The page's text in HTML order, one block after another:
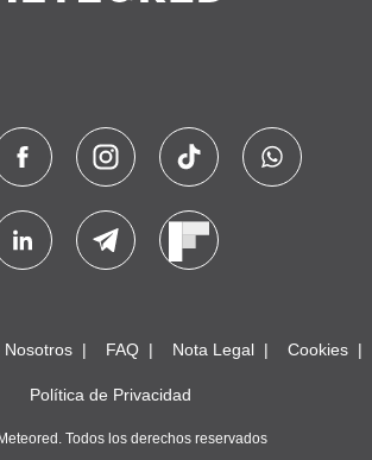
Nosotros FAQ Nota Legal Cookies
Política de Privacidad
Todos los derechos reservados